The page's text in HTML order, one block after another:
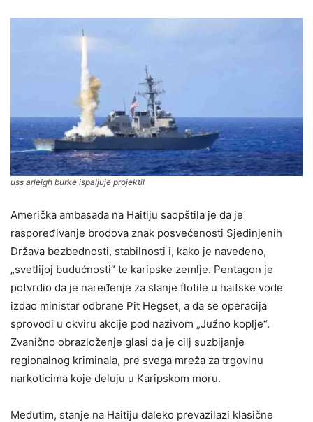
uss arleigh burke ispaljuje projektil
Američka ambasada na Haitiju saopštila je da je
raspoređivanje brodova znak posvećenosti Sjedinjenih
Država bezbednosti, stabilnosti i, kako je navedeno,
„svetlijoj budućnosti“ te karipske zemlje. Pentagon je
potvrdio da je naređenje za slanje flotile u haitske vode
izdao ministar odbrane Pit Hegset, a da se operacija
sprovodi u okviru akcije pod nazivom „Južno koplje“.
Zvanično obrazloženje glasi da je cilj suzbijanje
regionalnog kriminala, pre svega mreža za trgovinu
narkoticima koje deluju u Karipskom moru.
Međutim, stanje na Haitiju daleko prevazilazi klasične